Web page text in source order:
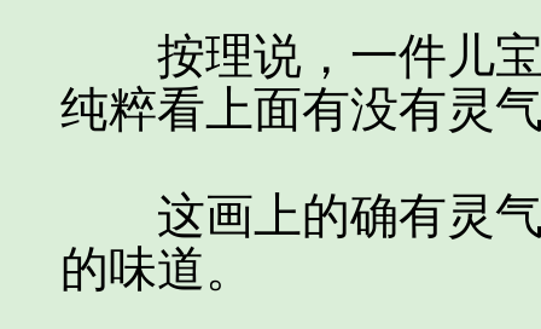
按理说，一件儿宝
纯粹看上面有没有灵
这画上的确有灵气
的味道。